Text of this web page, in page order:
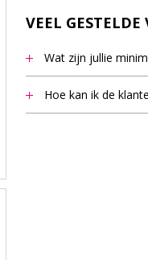
VEEL GESTELDE
Wat zijn jullie
Het minimale bestel
vermeld, dit is het
Hoe kan ik de